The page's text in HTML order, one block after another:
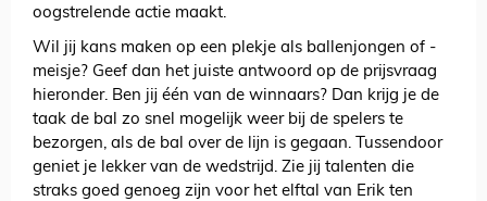
oogstrelende actie maakt.
Wil jij kans maken op een plekje als ballenjongen of -
meisje? Geef dan het juiste antwoord op de prijsvraag
hieronder. Ben jij één van de winnaars? Dan krijg je de
taak de bal zo snel mogelijk weer bij de spelers te
bezorgen, als de bal over de lijn is gegaan. Tussendoor
geniet je lekker van de wedstrijd. Zie jij talenten die
straks goed genoeg zijn voor het elftal van Erik ten